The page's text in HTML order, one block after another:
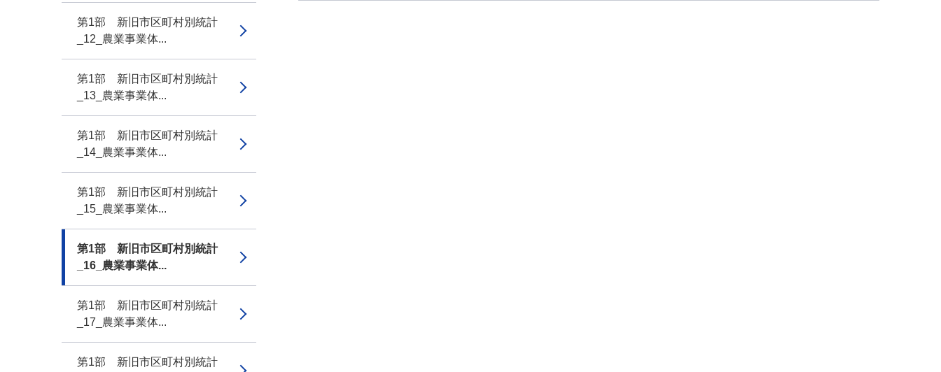
第1部 新旧市区町村別統計
_12_農業事業体...
第1部 新旧市区町村別統計
_13_農業事業体...
第1部 新旧市区町村別統計
_14_農業事業体...
第1部 新旧市区町村別統計
_15_農業事業体...
第1部 新旧市区町村別統計
_16_農業事業体...
第1部 新旧市区町村別統計
_17_農業事業体...
第1部 新旧市区町村別統計